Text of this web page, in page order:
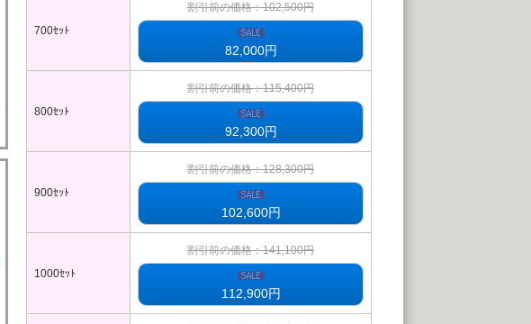
700ｾｯﾄ
割引前の価格：102,500円
82,000円
800ｾｯﾄ
割引前の価格：115,400円
92,300円
900ｾｯﾄ
割引前の価格：128,300円
102,600円
1000ｾｯﾄ
割引前の価格：141,100円
112,900円